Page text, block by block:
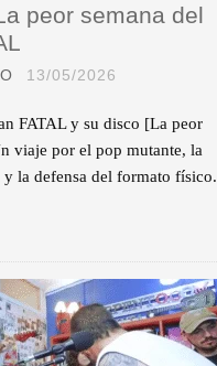
peor semana del
13/05/2026
FATAL y su disco [La peor
viaje por el pop mutante, la
y la defensa del formato físico.